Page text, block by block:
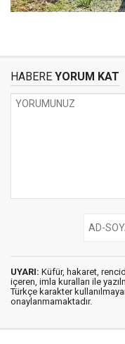
HABERE YORUM KAT
UYARI: Küfür, hakaret,
içeren, imla kuralları ile
Türkçe karakter
onaylanmamaktadır.